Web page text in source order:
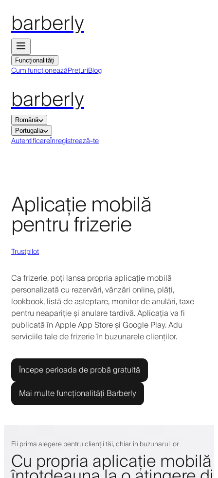
barberly
Funcționalități
Cum funcționeazăPrețuriBlog
barberly
Română
Portugalia
AutentificareÎnregistrează-te
Aplicație mobilă
pentru frizerie
Trustpilot
Ca frizerie, poți lansa propria aplicație mobilă
personalizată cu rezervări, vânzări online, plăți,
lookbook, listă de așteptare, monitor de anulări, taxe
pentru neapariție și anulare tardivă. Aplicația va fi
publicată în Apple App Store și Google Play. Adu
serviciile tale de frizerie în buzunarele clienților.
Începe perioada de probă gratuită
Mai multe funcționalități Barberly
Fii prima alegere pentru clienții tăi, chiar în buzunarul lor
Cu propria aplicație mobilă